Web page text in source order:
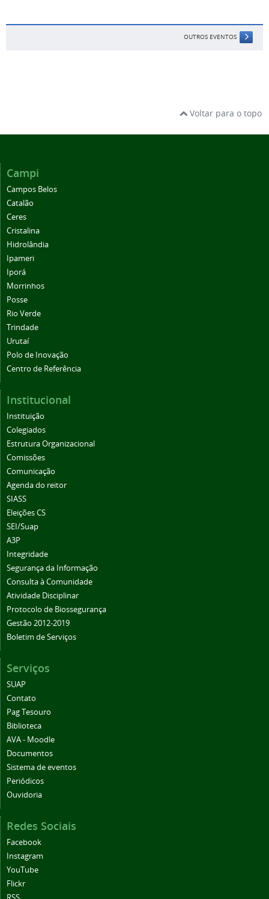
OUTROS EVENTOS
Voltar para o topo
Campi
Campos Belos
Catalão
Ceres
Cristalina
Hidrolândia
Ipameri
Iporá
Morrinhos
Posse
Rio Verde
Trindade
Urutaí
Polo de Inovação
Centro de Referência
Institucional
Instituição
Colegiados
Estrutura Organizacional
Comissões
Comunicação
Agenda do reitor
SIASS
Eleições CS
SEI/Suap
A3P
Integridade
Segurança da Informação
Consulta à Comunidade
Atividade Disciplinar
Protocolo de Biossegurança
Gestão 2012-2019
Boletim de Serviços
Serviços
SUAP
Contato
Pag Tesouro
Biblioteca
AVA - Moodle
Documentos
Sistema de eventos
Periódicos
Ouvidoria
Redes Sociais
Facebook
Instagram
YouTube
Flickr